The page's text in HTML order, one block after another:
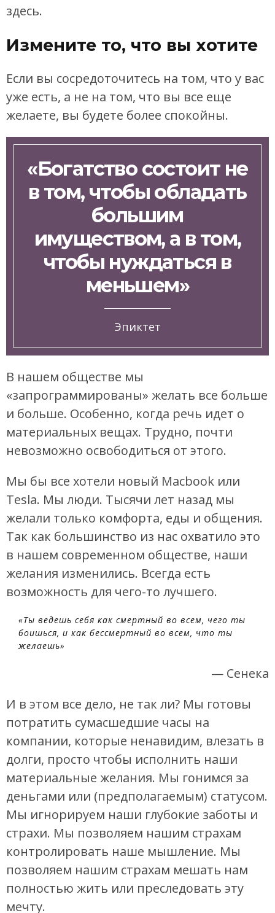
здесь.
Измените то, что вы хотите
Если вы сосредоточитесь на том, что у вас
уже есть, а не на том, что вы все еще
желаете, вы будете более спокойны.
«Богатство состоит не
в том, чтобы обладать
большим
имуществом, а в том,
чтобы нуждаться в
меньшем»
Эпиктет
В нашем обществе мы
«запрограммированы» желать все больше
и больше. Особенно, когда речь идет о
материальных вещах. Трудно, почти
невозможно освободиться от этого.
Мы бы все хотели новый Macbook или
Tesla. Мы люди. Тысячи лет назад мы
желали только комфорта, еды и общения.
Так как большинство из нас охватило это
в нашем современном обществе, наши
желания изменились. Всегда есть
возможность для чего-то лучшего.
«Ты ведешь себя как смертный во всем, чего ты
боишься, и как бессмертный во всем, что ты
желаешь»
— Сенека
И в этом все дело, не так ли? Мы готовы
потратить сумасшедшие часы на
компании, которые ненавидим, влезать в
долги, просто чтобы исполнить наши
материальные желания. Мы гонимся за
деньгами или (предполагаемым) статусом.
Мы игнорируем наши глубокие заботы и
страхи. Мы позволяем нашим страхам
контролировать наше мышление. Мы
позволяем нашим страхам мешать нам
полностью жить или преследовать эту
мечту.